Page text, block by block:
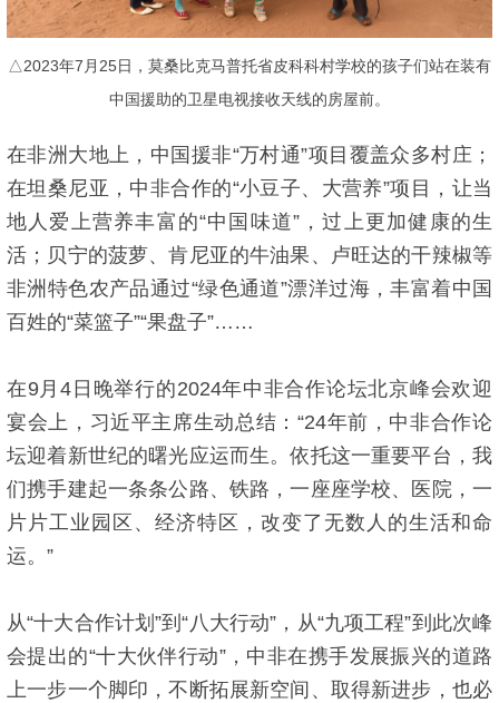
△2023年7月25日，莫桑比克马普托省皮科科村学校的孩子们站在装有
中国援助的卫星电视接收天线的房屋前。
在非洲大地上，中国援非“万村通”项目覆盖众多村庄；
在坦桑尼亚，中非合作的“小豆子、大营养”项目，让当
地人爱上营养丰富的“中国味道”，过上更加健康的生
活；贝宁的菠萝、肯尼亚的牛油果、卢旺达的干辣椒等
非洲特色农产品通过“绿色通道”漂洋过海，丰富着中国
百姓的“菜篮子”“果盘子”……
在9月4日晚举行的2024年中非合作论坛北京峰会欢迎
宴会上，习近平主席生动总结：“24年前，中非合作论
坛迎着新世纪的曙光应运而生。依托这一重要平台，我
们携手建起一条条公路、铁路，一座座学校、医院，一
片片工业园区、经济特区，改变了无数人的生活和命
运。”
从“十大合作计划”到“八大行动”，从“九项工程”到此次峰
会提出的“十大伙伴行动”，中非在携手发展振兴的道路
上一步一个脚印，不断拓展新空间、取得新进步，也必